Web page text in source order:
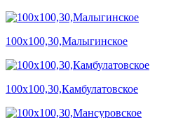
100х100,30,Малыгинское
100х100,30,Камбулатовское